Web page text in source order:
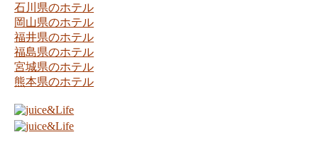
石川県のホテル
岡山県のホテル
福井県のホテル
福島県のホテル
宮城県のホテル
熊本県のホテル